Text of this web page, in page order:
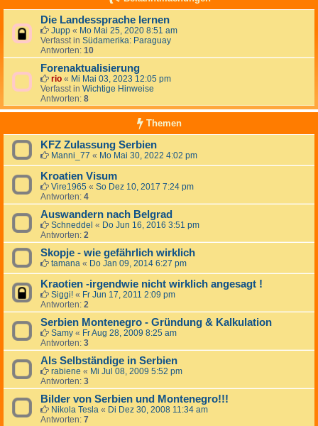
Die Landessprache lernen
Jupp « Mo Mai 25, 2020 8:51 am
Verfasst in Südamerika: Paraguay
Antworten: 10
Forenaktualisierung
rio « Mi Mai 03, 2023 12:05 pm
Verfasst in Wichtige Hinweise
Antworten: 8
Themen
KFZ Zulassung Serbien
Manni_77 « Mo Mai 30, 2022 4:02 pm
Kroatien Visum
Vire1965 « So Dez 10, 2017 7:24 pm
Antworten: 4
Auswandern nach Belgrad
Schneddel « Do Jun 16, 2016 3:51 pm
Antworten: 2
Skopje - wie gefährlich wirklich
tamana « Do Jan 09, 2014 6:27 pm
Kraotien -irgendwie nicht wirklich angesagt !
Siggi! « Fr Jun 17, 2011 2:09 pm
Antworten: 2
Serbien Montenegro - Gründung & Kalkulation
Samy « Fr Aug 28, 2009 8:25 am
Antworten: 3
Als Selbständige in Serbien
rabiene « Mi Jul 08, 2009 5:52 pm
Antworten: 3
Bilder von Serbien und Montenegro!!!
Nikola Tesla « Di Dez 30, 2008 11:34 am
Antworten: 7